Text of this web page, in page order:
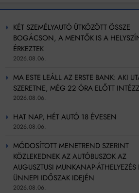
KÉT SZEMÉLYAUTÓ ÜTKÖZÖTT ÖSSZE
BOGÁCSON, A MENTŐK IS A
ÉRKEZTEK
2026.08.06.
MA ESTE LEÁLL AZ ERSTE BANK: AKI
SZERETNE, MÉG 22 ÓRA ELŐTT
2026.08.06.
HAT NAP, HÉT AUTÓ 18 ÉVESEN
2026.08.06.
MÓDOSÍTOTT MENETREND SZERINT
KÖZLEKEDNEK AZ AUTÓBUSZOK AZ
AUGUSZTUSI MUNKANAP-ÁTHELYEZÉS
ÜNNEPI IDŐSZAK IDEJÉN
2026.08.06.